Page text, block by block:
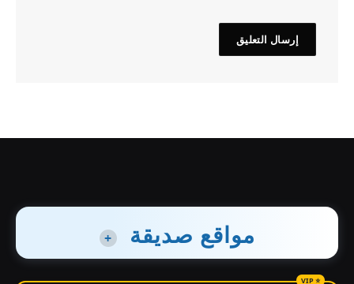
مواقع صديقة +